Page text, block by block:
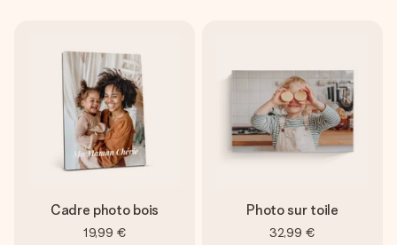
Cadre photo bois
19,99 €
Photo sur toile
32,99 €